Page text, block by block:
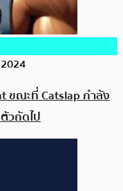
ขณะที่ Catslap กำลัง
วถัดไป